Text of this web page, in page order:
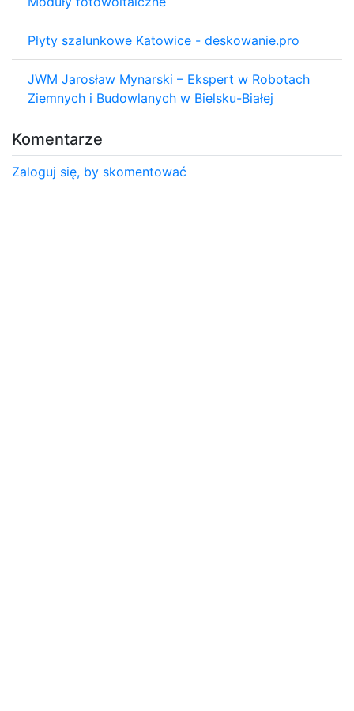
Płyty szalunkowe Katowice - deskowanie.pro
JWM Jarosław Mynarski – Ekspert w Robotach
Ziemnych i Budowlanych w Bielsku-Białej
Komentarze
Zaloguj się, by skomentować